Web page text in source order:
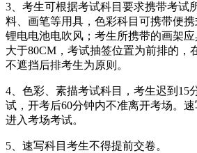
3、考生可根据考试科目要求携带考试
料、画笔等用具，色彩科目可携带便
锂电电池电吹风；考生所携带的画架
大于80CM，考试抽签位置为前排的，
不遮挡后排考生为原则。
4、色彩、素描考试科目，考生迟到15
试，开考后60分钟内不准离开考场。
进入考场考试。
5、速写科目考生不得提前交卷。